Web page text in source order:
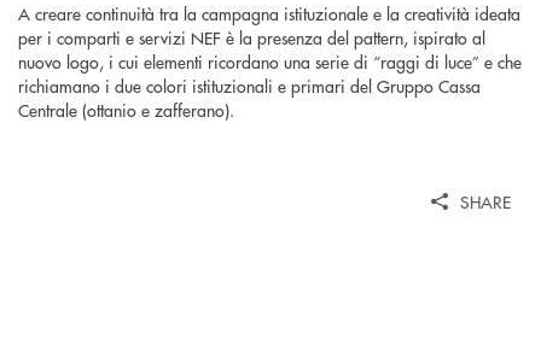
A creare continuità tra la campagna istituzionale e la creatività ideata
per i comparti e servizi NEF è la presenza del pattern, ispirato al
nuovo logo, i cui elementi ricordano una serie di “raggi di luce” e che
richiamano i due colori istituzionali e primari del Gruppo Cassa
Centrale (ottanio e zafferano).
SHARE